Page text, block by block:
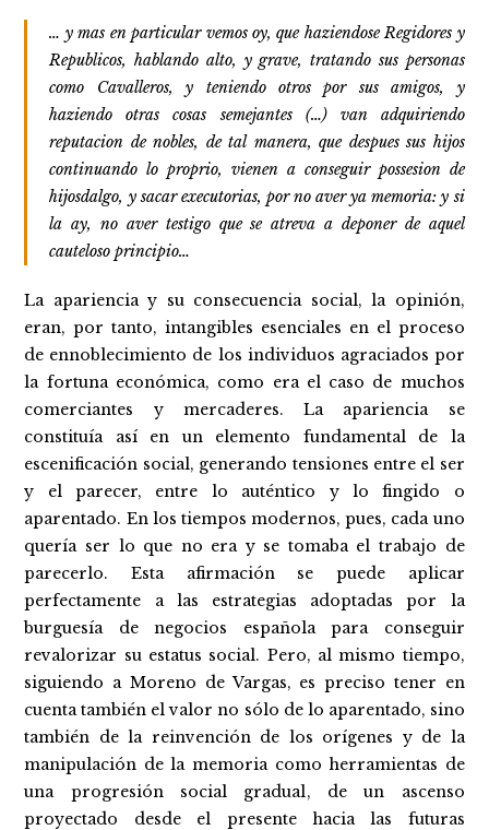
… y mas en particular vemos oy, que haziendose Regidores y
Republicos, hablando alto, y grave, tratando sus personas
como Cavalleros, y teniendo otros por sus amigos, y
haziendo otras cosas semejantes (…) van adquiriendo
reputacion de nobles, de tal manera, que despues sus hijos
continuando lo proprio, vienen a conseguir possesion de
hijosdalgo, y sacar executorias, por no aver ya memoria: y si
la ay, no aver testigo que se atreva a deponer de aquel
cauteloso principio…
La apariencia y su consecuencia social, la opinión,
eran, por tanto, intangibles esenciales en el proceso
de ennoblecimiento de los individuos agraciados por
la fortuna económica, como era el caso de muchos
comerciantes y mercaderes. La apariencia se
constituía así en un elemento fundamental de la
escenificación social, generando tensiones entre el ser
y el parecer, entre lo auténtico y lo fingido o
aparentado. En los tiempos modernos, pues, cada uno
quería ser lo que no era y se tomaba el trabajo de
parecerlo. Esta afirmación se puede aplicar
perfectamente a las estrategias adoptadas por la
burguesía de negocios española para conseguir
revalorizar su estatus social. Pero, al mismo tiempo,
siguiendo a Moreno de Vargas, es preciso tener en
cuenta también el valor no sólo de lo aparentado, sino
también de la reinvención de los orígenes y de la
manipulación de la memoria como herramientas de
una progresión social gradual, de un ascenso
proyectado desde el presente hacia las futuras